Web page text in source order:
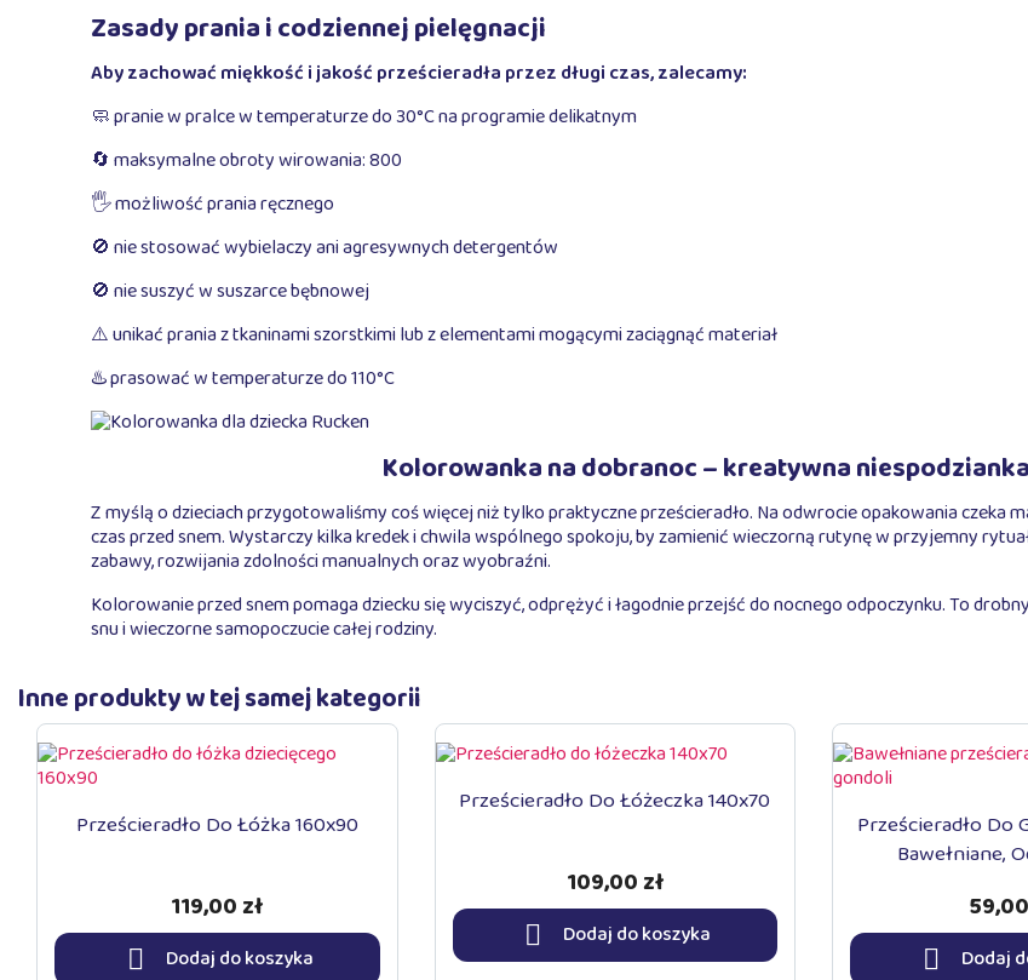
Zasady prania i codziennej pielęgnacji
Aby zachować miękkość i jakość prześcieradła przez długi czas, zalecamy:
🧼 pranie w pralce w temperaturze do 30°C na programie delikatnym
🔄 maksymalne obroty wirowania: 800
🖐️ możliwość prania ręcznego
🚫 nie stosować wybielaczy ani agresywnych detergentów
🚫 nie suszyć w suszarce bębnowej
⚠️ unikać prania z tkaninami szorstkimi lub z elementami mogącymi zaciągnąć materiał
♨️ prasować w temperaturze do 110°C
Kolorowanka na dobranoc – kreatywna
Z myślą o dzieciach przygotowaliśmy coś więcej niż tylko praktyczne prześcieradło. Na odwrocie opakowania czeka
czas przed snem. Wystarczy kilka kredek i chwila wspólnego spokoju, by zamienić wieczorną rutynę w przyjemny
zabawy, rozwijania zdolności manualnych oraz wyobraźni.
Kolorowanie przed snem pomaga dziecku się wyciszyć, odprężyć i łagodnie przejść do nocnego odpoczynku. To
snu i wieczorne samopoczucie całej rodziny.
Inne produkty w tej samej kategorii
Prześcieradło Do Łóżka 160x90
119,00 zł
 Dodaj do koszyka
Prześcieradło Do Łóżeczka 140x70
109,00 zł
 Dodaj do koszyka
Prześcieradło Do
Bawełniane,
 Dodaj